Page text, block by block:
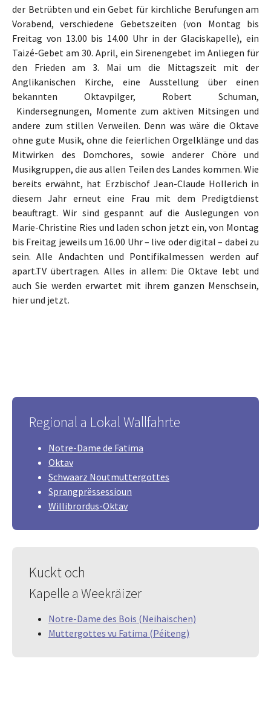
der Betrübten und ein Gebet für kirchliche Berufungen am
Vorabend, verschiedene Gebetszeiten (von Montag bis
Freitag von 13.00 bis 14.00 Uhr in der Glaciskapelle), ein
Taizé-Gebet am 30. April, ein Sirenengebet im Anliegen für
den Frieden am 3. Mai um die Mittagszeit mit der
Anglikanischen Kirche, eine Ausstellung über einen
bekannten Oktavpilger, Robert Schuman,
Kindersegnungen, Momente zum aktiven Mitsingen und
andere zum stillen Verweilen. Denn was wäre die Oktave
ohne gute Musik, ohne die feierlichen Orgelklänge und das
Mitwirken des Domchores, sowie anderer Chöre und
Musikgruppen, die aus allen Teilen des Landes kommen. Wie
bereits erwähnt, hat Erzbischof Jean-Claude Hollerich in
diesem Jahr erneut eine Frau mit dem Predigtdienst
beauftragt. Wir sind gespannt auf die Auslegungen von
Marie-Christine Ries und laden schon jetzt ein, von Montag
bis Freitag jeweils um 16.00 Uhr – live oder digital – dabei zu
sein. Alle Andachten und Pontifikalmessen werden auf
apart.TV übertragen. Alles in allem: Die Oktave lebt und
auch Sie werden erwartet mit ihrem ganzen Menschsein,
hier und jetzt.
Regional a Lokal Wallfahrte
Notre-Dame de Fatima
Oktav
Schwaarz Noutmuttergottes
Sprangprëssessioun
Willibrordus-Oktav
Kuckt och
Kapelle a Weekräizer
Notre-Dame des Bois (Neihaischen)
Muttergottes vu Fatima (Péiteng)